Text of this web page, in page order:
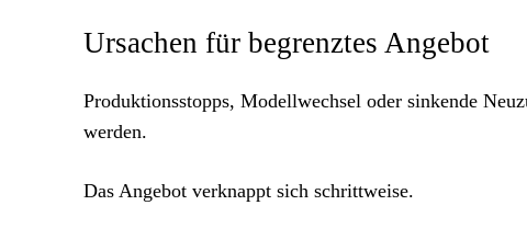
Ursachen für begrenztes Angebot
Produktionsstopps, Modellwechsel oder sinkende
werden.
Das Angebot verknappt sich schrittweise.